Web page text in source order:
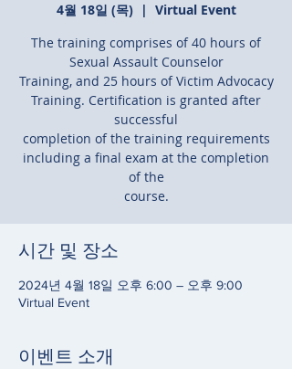
4월 18일 (목)
  |
Virtual Event
The training comprises of 40 hours of
Sexual Assault Counselor
Training, and 25 hours of Victim Advocacy
Training. Certification is granted after
successful
completion of the training requirements
including a final exam at the completion
of the
course.
시간 및 장소
2024년 4월 18일 오후 6:00 – 오후 9:00
Virtual Event
이벤트 소개